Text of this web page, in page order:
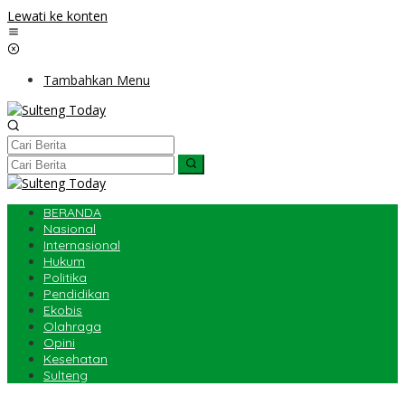
Lewati ke konten
Tambahkan Menu
BERANDA
Nasional
Internasional
Hukum
Politika
Pendidikan
Ekobis
Olahraga
Opini
Kesehatan
Sulteng